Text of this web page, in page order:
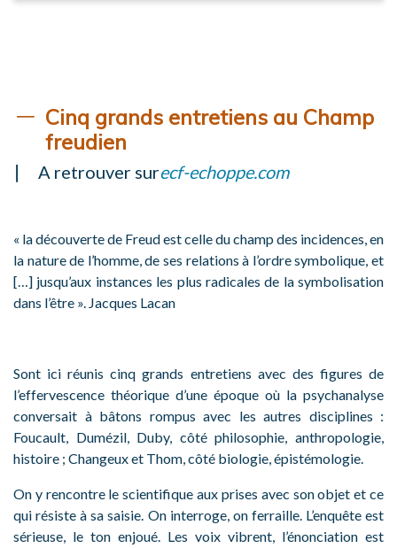
Cinq grands entretiens au Champ
freudien
A retrouver surecf-echoppe.com
« la découverte de Freud est celle du champ des incidences, en
la nature de l’homme, de ses relations à l’ordre symbolique, et
[…] jusqu’aux instances les plus radicales de la symbolisation
dans l’être ». Jacques Lacan
Sont ici réunis cinq grands entretiens avec des figures de
l’effervescence théorique d’une époque où la psychanalyse
conversait à bâtons rompus avec les autres disciplines :
Foucault, Dumézil, Duby, côté philosophie, anthropologie,
histoire ; Changeux et Thom, côté biologie, épistémologie.
On y rencontre le scientifique aux prises avec son objet et ce
qui résiste à sa saisie. On interroge, on ferraille. L’enquête est
sérieuse, le ton enjoué. Les voix vibrent, l’énonciation est